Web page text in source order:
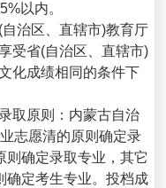
以内。
治区、直辖市)教育厅
受省(自治区、直辖市)
化成绩相同的条件下
取原则：内蒙古自治
志愿清的原则确定录
则确定录取专业，其它
确定考生专业。投档成